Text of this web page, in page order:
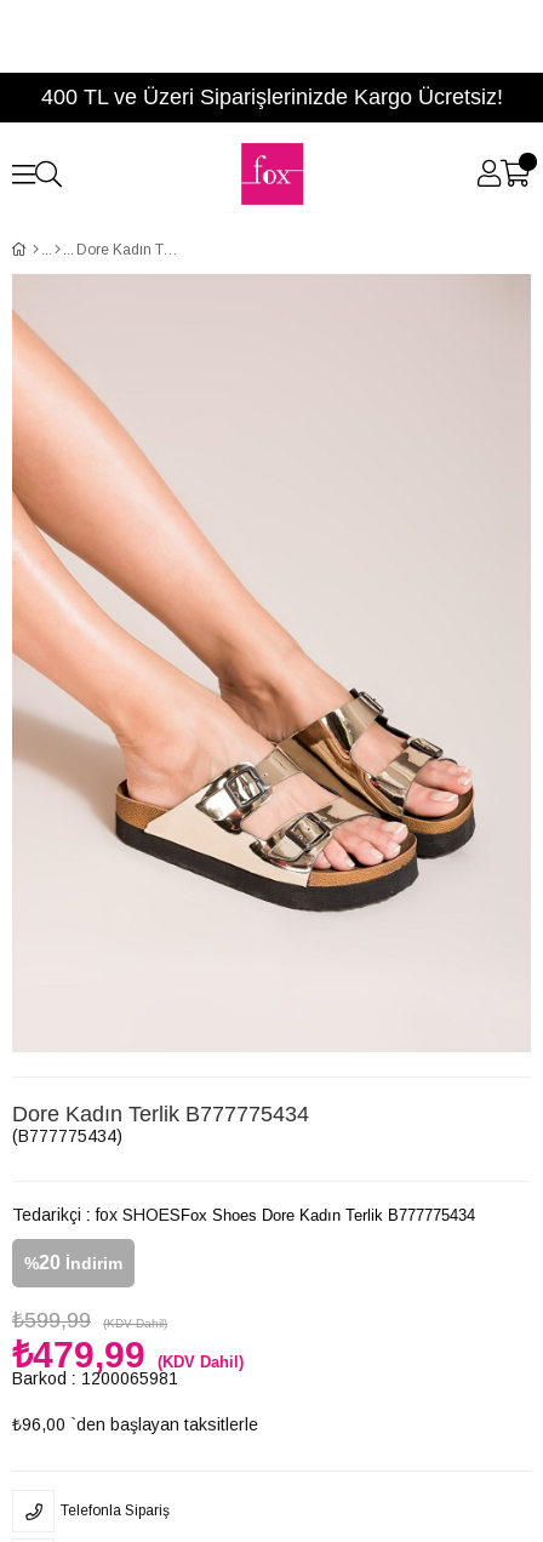
400 TL ve Üzeri Siparişlerinizde Kargo Ücretsiz!
Dore Kadın Terlik B777775434
Dore Kadın Terlik B777775434
(B777775434)
Tedarikçi : fox SHOES
%20 İndirim
₺599,99 (KDV Dahil)
₺479,99 (KDV Dahil)
Barkod : 1200065981
₺96,00 `den başlayan taksitlerle
Fox Shoes Dore Kadın Terlik B777775434
Telefonla Sipariş